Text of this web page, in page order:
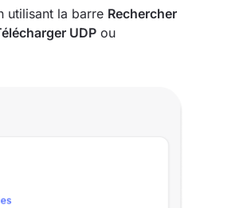
utilisant la barre Rechercher
UDP ou